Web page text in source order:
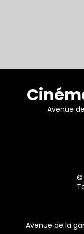
Avenue
©
Avenue de la